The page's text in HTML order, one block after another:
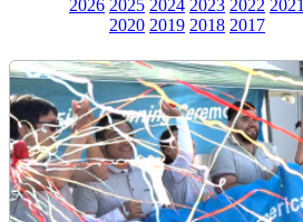
2026 2025 2024 2023 2022 2021
2020 2019 2018 2017